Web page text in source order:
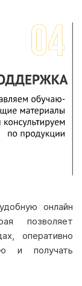
онлайн
позволяет
оперативно
и получать